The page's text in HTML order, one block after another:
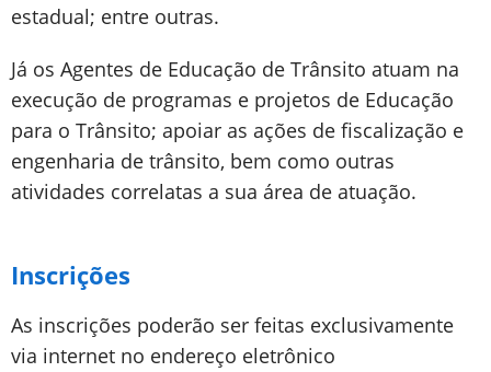
estadual; entre outras.
Já os Agentes de Educação de Trânsito atuam na
execução de programas e projetos de Educação
para o Trânsito; apoiar as ações de fiscalização e
engenharia de trânsito, bem como outras
atividades correlatas a sua área de atuação.
Inscrições
As inscrições poderão ser feitas exclusivamente
via internet no endereço eletrônico